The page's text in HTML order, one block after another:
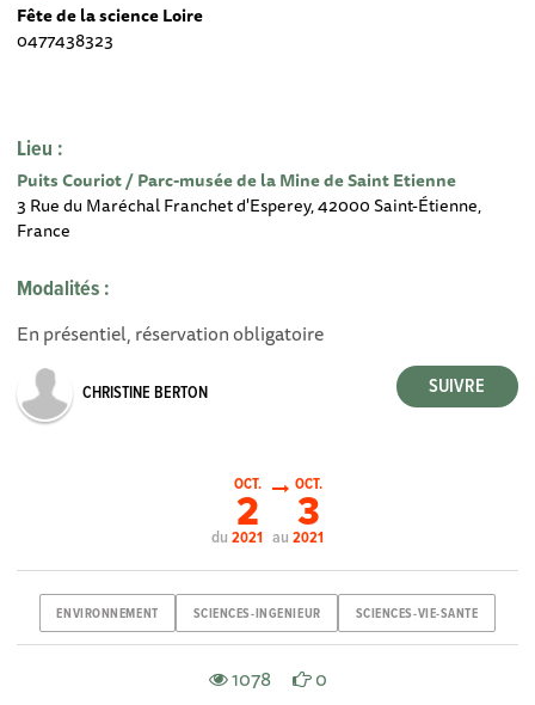
Fête de la science Loire
0477438323
Lieu :
Puits Couriot / Parc-musée de la Mine de Saint Etienne
3 Rue du Maréchal Franchet d'Esperey, 42000 Saint-Étienne,
France
Modalités :
En présentiel, réservation obligatoire
CHRISTINE BERTON
du
OCT.
2
2021 au
OCT.
3
2021
ENVIRONNEMENT SCIENCES-INGENIEUR SCIENCES-VIE-SANTE
1078 0